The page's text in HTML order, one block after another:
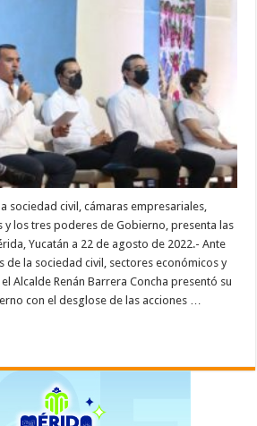
sociedad civil, cámaras empresariales,
y los tres poderes de Gobierno, presenta las
Yucatán a 22 de agosto de 2022.- Ante
de la sociedad civil, sectores económicos y
Alcalde Renán Barrera Concha presentó su
con el desglose de las acciones …